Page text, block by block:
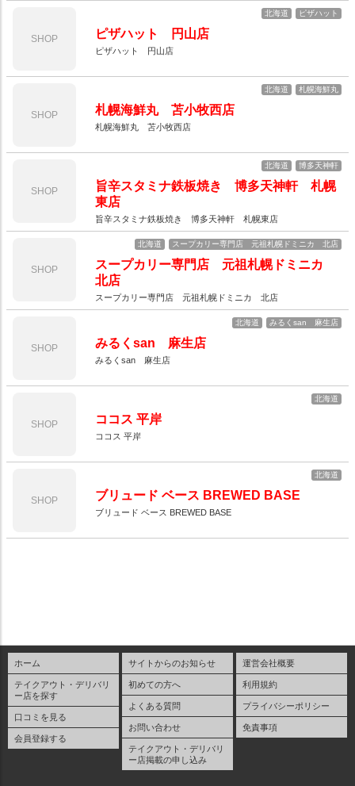
SHOP
北海道 ピザハット
ピザハット 円山店
ピザハット 円山店
SHOP
北海道 札幌海鮮丸
札幌海鮮丸 苫小牧西店
札幌海鮮丸 苫小牧西店
SHOP
北海道 博多天神軒
旨辛スタミナ鉄板焼き 博多天神軒 札幌
東店
旨辛スタミナ鉄板焼き 博多天神軒 札幌東店
SHOP
北海道 スープカリー専門店 元祖札幌ドミニカ 北店
スープカリー専門店 元祖札幌ドミニカ
北店
スープカリー専門店 元祖札幌ドミニカ 北店
SHOP
北海道 みるくsan 麻生店
みるくsan 麻生店
みるくsan 麻生店
SHOP
北海道
ココス 平岸
ココス 平岸
SHOP
北海道
ブリュード ベース BREWED BASE
ブリュード ベース BREWED BASE
ホーム
テイクアウト・デリバリ
ー店を探す
口コミを見る
会員登録する
サイトからのお知らせ
初めての方へ
よくある質問
お問い合わせ
テイクアウト・デリバリ
ー店掲載の申し込み
運営会社概要
利用規約
プライバシーポリシー
免責事項